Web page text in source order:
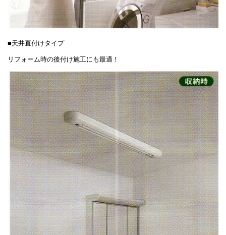
■天井直付けタイプ
リフォーム時の後付け施工にも最適！